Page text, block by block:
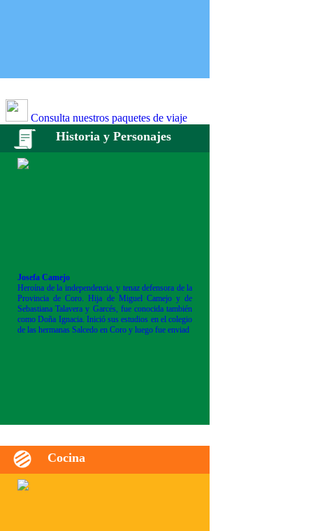
Consulta nuestros paquetes de viaje
Historia y Personajes
Josefa Camejo
Heroína de la independencia, y tenaz defensora de la
Provincia de Coro. Hija de Miguel Camejo y de
Sebastiana Talavera y Garcés, fue conocida también
como Doña Ignacia. Inició sus estudios en el colegio
de las hermanas Salcedo en Coro y luego fue enviad
Cocina